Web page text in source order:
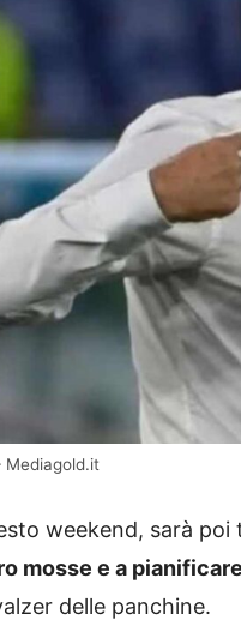
Mediagold.it
weekend, sarà
mosse e a
delle panchine.